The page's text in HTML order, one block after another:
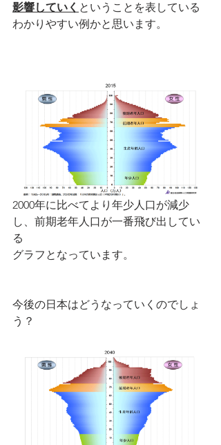
影響していく ということを表している
わかりやすい例かと思います。
2000年に比べてより年少人口が減少
し、前期老年人口が一番飛び出してい
る
グラフとなっています。
今後の日本はどうなっていくのでしょ
う？